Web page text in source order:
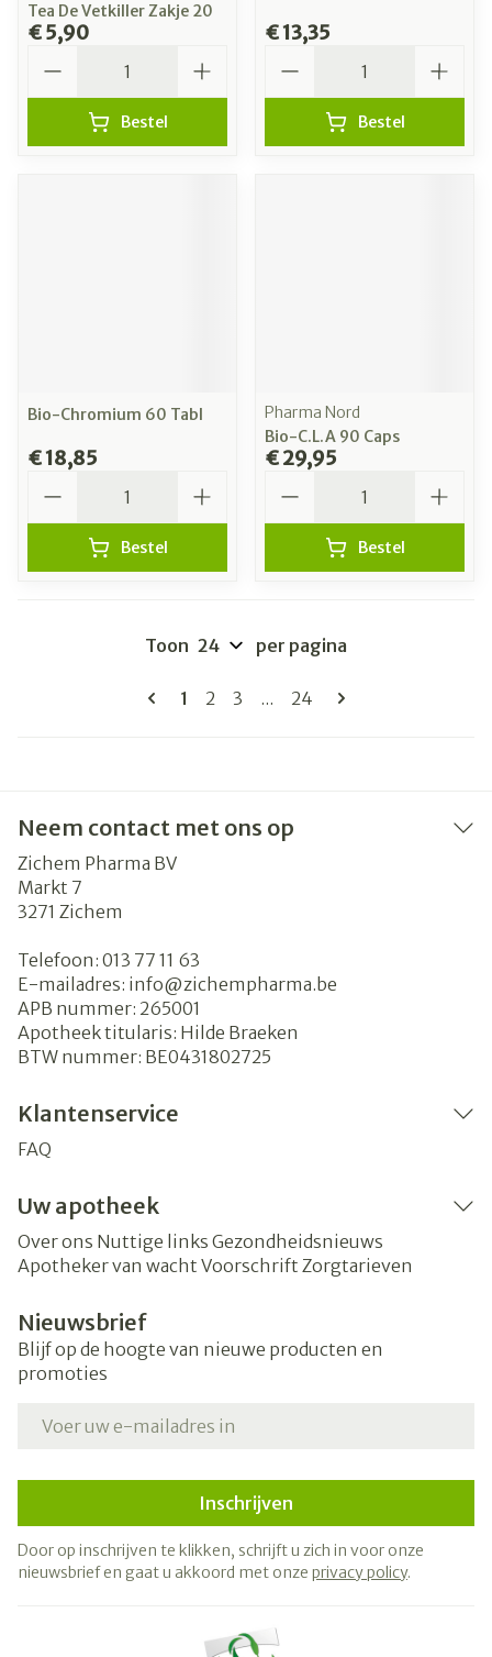
Tea De Vetkiller Zakje 20
€ 5,90
Bestel
€ 13,35
Bestel
Bio-Chromium 60 Tabl
€ 18,85
Bestel
Pharma Nord
Bio-C.L.A 90 Caps
€ 29,95
Bestel
Pagina's
U lees momenteel pagina
1 Pagina
2 Pagina
3 ... Pagina
24
Toon per pagina
Neem contact met ons op
Zichem Pharma BV
Markt 7
3271 Zichem
Telefoon: 013 77 11 63
E-mailadres: info@zichempharma.be
APB nummer: 265001
Apotheek titularis: Hilde Braeken
BTW nummer: BE0431802725
Klantenservice
FAQ
Uw apotheek
Over ons Nuttige links Gezondheidsnieuws
Apotheker van wacht Voorschrift Zorgtarieven
Nieuwsbrief
Blijf op de hoogte van nieuwe producten en
promoties
Inschrijven
Door op inschrijven te klikken, schrijft u zich in voor onze
nieuwsbrief en gaat u akkoord met onze privacy policy.